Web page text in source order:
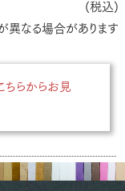
(税込)
なる場合があります
らからお見